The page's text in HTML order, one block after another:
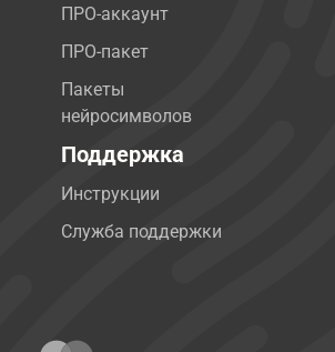
ПРО-аккаунт
ПРО-пакет
Пакеты
нейросимволов
Поддержка
Инструкции
Служба поддержки